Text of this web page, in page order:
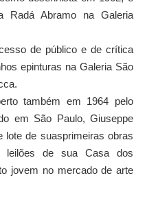
Radá Abramo na Galeria
de público e de crítica
epinturas na Galeria São
também em 1964 pelo
em São Paulo, Giuseppe
lote de suasprimeiras obras
leilões de sua Casa dos
jovem no mercado de arte